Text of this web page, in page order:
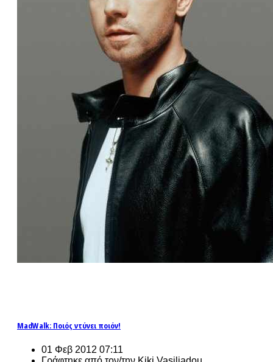
MadWalk: Ποιός ντύνει ποιόν!
01 Φεβ 2012 07:11